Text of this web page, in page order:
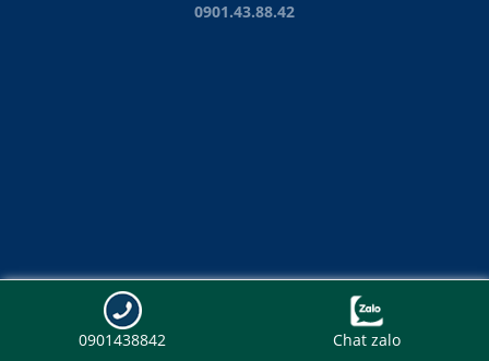
0901.43.88.42
0901438842 Chat zalo